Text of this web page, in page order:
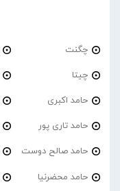
چگنت
چیتا
حامد اکبری
حامد تاری پور
حامد صالح دوست
حامد محضرنیا